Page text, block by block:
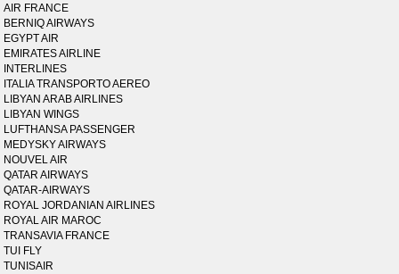
AIR FRANCE
BERNIQ AIRWAYS
EGYPT AIR
EMIRATES AIRLINE
INTERLINES
ITALIA TRANSPORTO AEREO
LIBYAN ARAB AIRLINES
LIBYAN WINGS
LUFTHANSA PASSENGER
MEDYSKY AIRWAYS
NOUVEL AIR
QATAR AIRWAYS
QATAR-AIRWAYS
ROYAL JORDANIAN AIRLINES
ROYAL AIR MAROC
TRANSAVIA FRANCE
TUI FLY
TUNISAIR